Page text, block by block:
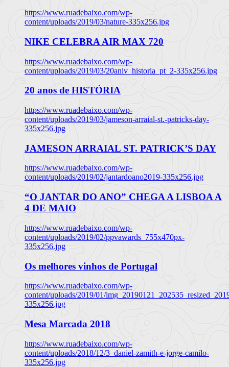
https://www.ruadebaixo.com/wp-
content/uploads/2019/03/nature-335x256.jpg
NIKE CELEBRA AIR MAX 720
https://www.ruadebaixo.com/wp-
content/uploads/2019/03/20aniv_historia_pt_2-335x256.jpg
20 anos de HISTÓRIA
https://www.ruadebaixo.com/wp-
content/uploads/2019/03/jameson-arraial-st.-patricks-day-
335x256.jpg
JAMESON ARRAIAL ST. PATRICK’S DAY
https://www.ruadebaixo.com/wp-
content/uploads/2019/02/jantardoano2019-335x256.jpg
“O JANTAR DO ANO” CHEGA A LISBOA A
4 DE MAIO
https://www.ruadebaixo.com/wp-
content/uploads/2019/02/ppvawards_755x470px-
335x256.jpg
Os melhores vinhos de Portugal
https://www.ruadebaixo.com/wp-
content/uploads/2019/01/
335x256.jpg
Mesa Marcada 2018
https://www.ruadebaixo.com/wp-
content/uploads/2018/12/3_daniel-zamith-e-jorge-camilo-
335x256.jpg